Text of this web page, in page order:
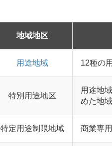
地域地区
用途地域 12種の
特別用途地区
用途地
めた地
特定用途制限地域 商業専